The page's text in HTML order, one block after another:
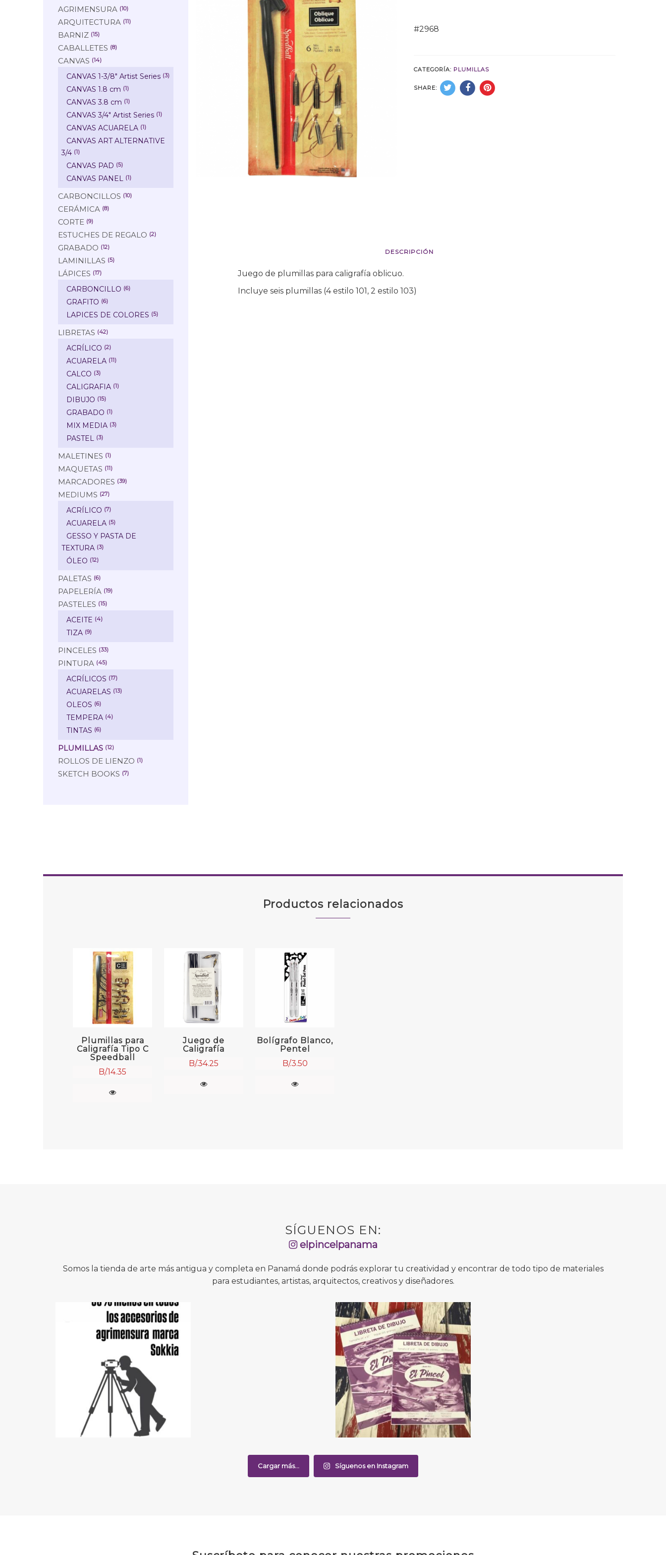
#2968
CATEGORÍA: PLUMILLAS
SHARE:
DESCRIPCIÓN
Juego de plumillas para caligrafía oblicuo.
Incluye seis plumillas (4 estilo 101, 2 estilo 103)
AGRIMENSURA (10)
ARQUITECTURA (11)
BARNIZ (15)
CABALLETES (8)
CANVAS (14)
CANVAS 1-3/8" Artist Series (3)
CANVAS 1.8 cm (1)
CANVAS 3.8 cm (1)
CANVAS 3/4" Artist Series (1)
CANVAS ACUARELA (1)
CANVAS ART ALTERNATIVE
3/4 (1)
CANVAS PAD (5)
CANVAS PANEL (1)
CARBONCILLOS (10)
CERÁMICA (8)
CORTE (9)
ESTUCHES DE REGALO (2)
GRABADO (12)
LAMINILLAS (5)
LÁPICES (17)
CARBONCILLO (6)
GRAFITO (6)
LAPICES DE COLORES (5)
LIBRETAS (42)
ACRÍLICO (2)
ACUARELA (11)
CALCO (3)
CALIGRAFIA (1)
DIBUJO (15)
GRABADO (1)
MIX MEDIA (3)
PASTEL (3)
MALETINES (1)
MAQUETAS (11)
MARCADORES (39)
MEDIUMS (27)
ACRÍLICO (7)
ACUARELA (5)
GESSO Y PASTA DE
TEXTURA (3)
ÓLEO (12)
PALETAS (6)
PAPELERÍA (19)
PASTELES (15)
ACEITE (4)
TIZA (9)
PINCELES (33)
PINTURA (45)
ACRÍLICOS (17)
ACUARELAS (13)
OLEOS (6)
TEMPERA (4)
TINTAS (6)
PLUMILLAS (12)
ROLLOS DE LIENZO (1)
SKETCH BOOKS (7)
Productos relacionados
Plumillas para
Caligrafía Tipo C
Speedball
B/.14.35
Juego de
Caligrafía
B/.34.25
Bolígrafo Blanco,
Pentel
B/.3.50
SÍGUENOS EN:
elpincelpanama
Somos la tienda de arte más antigua y completa en Panamá donde podrás explorar tu creatividad y encontrar de todo tipo de materiales
para estudiantes, artistas, arquitectos, creativos y diseñadores.
Cargar más... Síguenos en Instagram